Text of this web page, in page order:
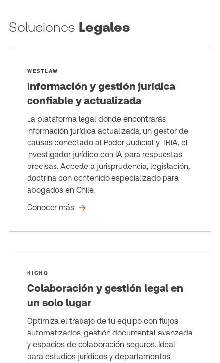
Soluciones Legales
WESTLAW
Información y gestión jurídica
confiable y actualizada
La plataforma legal donde encontrarás
información jurídica actualizada, un gestor de
causas conectado al Poder Judicial y TRIA, el
investigador jurídico con IA para respuestas
precisas. Accede a jurisprudencia, legislación,
doctrina con contenido especializado para
abogados en Chile.
Conocer más
HIGHQ
Colaboración y gestión legal en
un solo lugar
Optimiza el trabajo de tu equipo con flujos
automatizados, gestión documental avanzada
y espacios de colaboración seguros. Ideal
para estudios jurídicos y departamentos